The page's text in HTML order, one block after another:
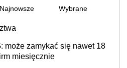
Najnowsze Wybrane
może zamykać się nawet 18
miesięcznie